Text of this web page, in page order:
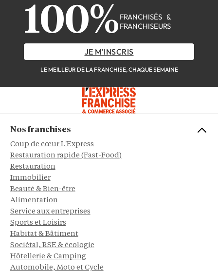
100% FRANCHISÉS &
FRANCHISEURS
JE M'INSCRIS
LE MEILLEUR DE LA FRANCHISE, CHAQUE SEMAINE
Nos franchises
Coup de cœur L'Express
Restauration rapide (Fast-Food)
Restauration
Immobilier
Beauté & Bien-être
Alimentation
Service aux entreprises
Sports et Loisirs
Habitat & Bâtiment
Sociétal, RSE & écologie
Hôtellerie & Camping
Automobile, Moto et Cycle